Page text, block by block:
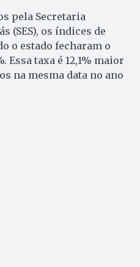
pela Secretaria
(SES), os índices de
o estado fecharam o
Essa taxa é 12,1% maior
na mesma data no ano